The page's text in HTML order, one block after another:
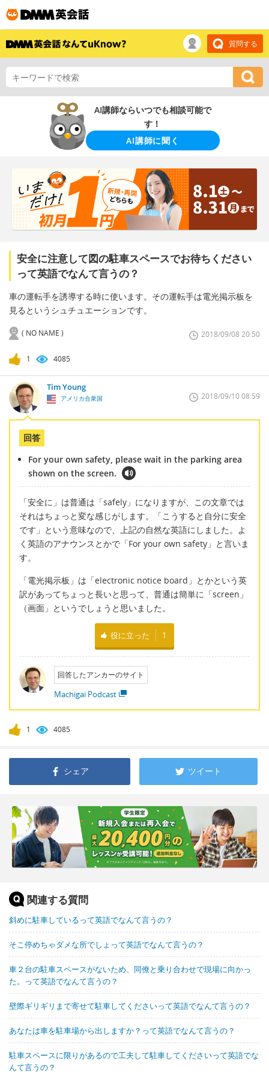
質問する
AI講師ならいつでも相談可能で
す！
AI講師に聞く
安全に注意して図の駐車スペースでお待ちください
って英語でなんて言うの？
車の運転手を誘導する時に使います。その運転手は電光掲示板を
見るというシュチュエーションです。
( NO NAME ) 2018/09/08 20:50
1 4085
Tim Young
アメリカ合衆国 2018/09/10 08:59
回答
For your own safety, please wait in the parking area
shown on the screen.
「安全に」は普通は「safely」になりますが、この文章では
それはちょっと変な感じがします。「こうすると自分に安全
です」という意味なので、上記の自然な英語にしました。よ
く英語のアナウンスとかで「For your own safety」と言いま
す。
「電光掲示板」は「electronic notice board」とかという英
訳があってちょっと長いと思って、普通は簡単に「screen」
（画面」というでしょうと思いました。
役に立った 1
回答したアンカーのサイト
Machigai Podcast
1 4085
シェア ツイート
関連する質問
斜めに駐車しているって英語でなんて言うの？
そこ停めちゃダメな所でしょって英語でなんて言うの？
車２台の駐車スペースがないため、同僚と乗り合わせで現場に向かっ
た。って英語でなんて言うの？
壁際ギリギリまで寄せて駐車してくださいって英語でなんて言うの？
あなたは車を駐車場から出しますか？って英語でなんて言うの？
駐車スペースに限りがあるので工夫して駐車してくださいって英語でな
んて言うの？